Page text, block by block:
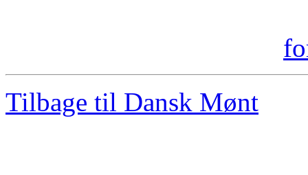
Tilbage til Dansk Mønt